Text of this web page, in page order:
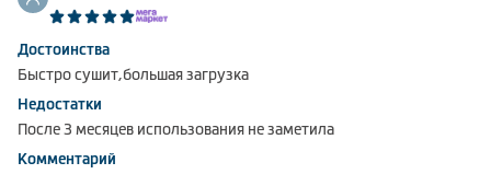
Достоинства
Быстро сушит,большая загрузка
Недостатки
После 3 месяцев использования не заметила
Комментарий